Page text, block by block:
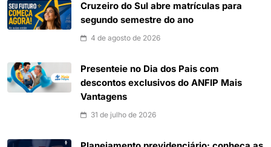
Cruzeiro do Sul abre matrículas para
segundo semestre do ano
4 de agosto de 2026
Presenteie no Dia dos Pais com
descontos exclusivos do ANFIP Mais
Vantagens
31 de julho de 2026